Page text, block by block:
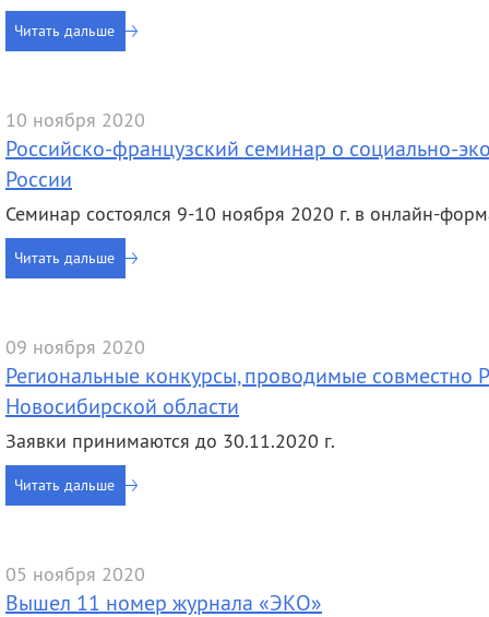
Читать дальше
10 ноября 2020
Российско-французский семинар о социально-
России
Семинар состоялся 9-10 ноября 2020 г. в онлайн-
Читать дальше
09 ноября 2020
Региональные конкурсы, проводимые
Новосибирской области
Заявки принимаются до 30.11.2020 г.
Читать дальше
05 ноября 2020
Вышел 11 номер журнала «ЭКО»